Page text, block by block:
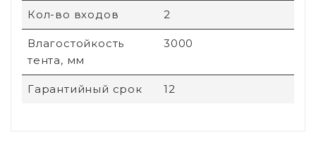
Кол-во входов 2
Влагостойкость
тента, мм
3000
Гарантийный срок 12